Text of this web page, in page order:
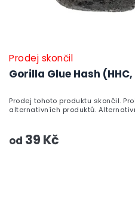
Gorilla Glue Hash (HHC,
Prodej skončil
od 39 Kč
Prodej tohoto produktu skončil.
alternativních produktů.